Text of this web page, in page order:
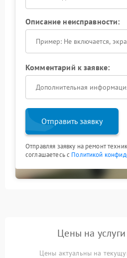
Описание неисправности:
Комментарий к заявке:
Отправить заявку
Отправляя заявку на ремонт
соглашаетесь с Политикой
Цены на
Цены актуальны на